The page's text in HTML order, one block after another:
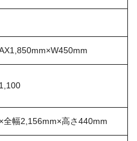
全幅2,156mm×高さ440mm